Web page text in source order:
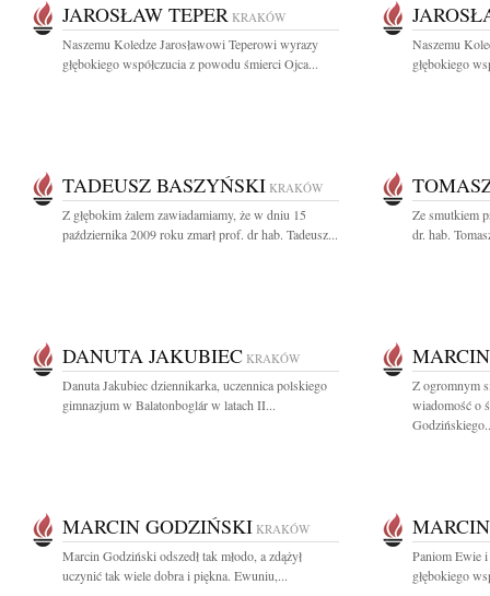
JAROSŁAW TEPER KRAKÓW
Naszemu Koledze Jarosławowi Teperowi wyrazy
głębokiego współczucia z powodu śmierci Ojca...
Naszemu
głębokiego
TADEUSZ BASZYŃSKI KRAKÓW
Z głębokim żalem zawiadamiamy, że w dniu 15
października 2009 roku zmarł prof. dr hab. Tadeusz...
Ze smutkiem
dr. hab.
DANUTA JAKUBIEC KRAKÓW
Danuta Jakubiec dziennikarka, uczennica polskiego
gimnazjum w Balatonboglár w latach II...
Z ogromnym
wiadomość o
MARCIN GODZIŃSKI KRAKÓW
Marcin Godziński odszedł tak młodo, a zdążył
uczynić tak wiele dobra i piękna. Ewuniu,...
Paniom Ewie
głębokiego